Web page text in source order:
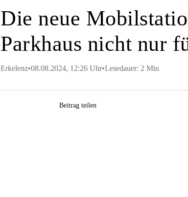
Die neue
Parkhaus nicht nur
Erkelenz•08.08.2024, 12:26 Uhr•Lesedauer: 2 Min
Beitrag teilen
Pinterest
E-